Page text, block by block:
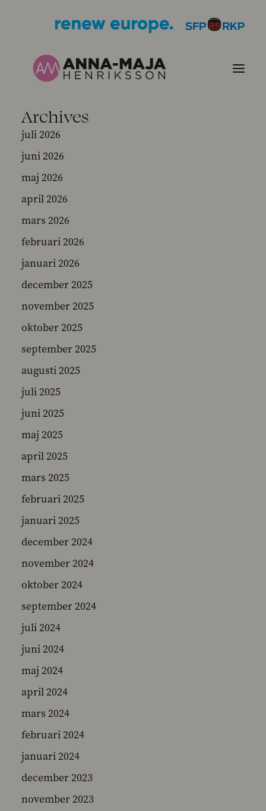
PUBLIKATIONER
HJÄRTEFRÅGOR
PERSONPORTRÄTT
KONTAKT
BILDER
SEARCH
Archives
juli 2026
juni 2026
maj 2026
april 2026
mars 2026
februari 2026
januari 2026
december 2025
november 2025
oktober 2025
september 2025
augusti 2025
juli 2025
juni 2025
maj 2025
april 2025
mars 2025
februari 2025
januari 2025
december 2024
november 2024
oktober 2024
september 2024
juli 2024
juni 2024
maj 2024
april 2024
mars 2024
februari 2024
januari 2024
december 2023
november 2023